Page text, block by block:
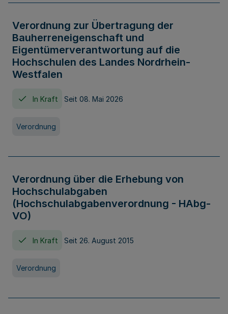
Verordnung zur Übertragung der
Bauherreneigenschaft und
Eigentümerverantwortung auf die
Hochschulen des Landes Nordrhein-
Westfalen
In Kraft Seit 08. Mai 2026
Verordnung
Verordnung über die Erhebung von
Hochschulabgaben
(Hochschulabgabenverordnung - HAbg-
VO)
In Kraft Seit 26. August 2015
Verordnung